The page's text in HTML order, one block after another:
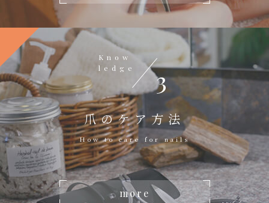
Know
ledge
3
爪のケア方法
How to care for nails
more